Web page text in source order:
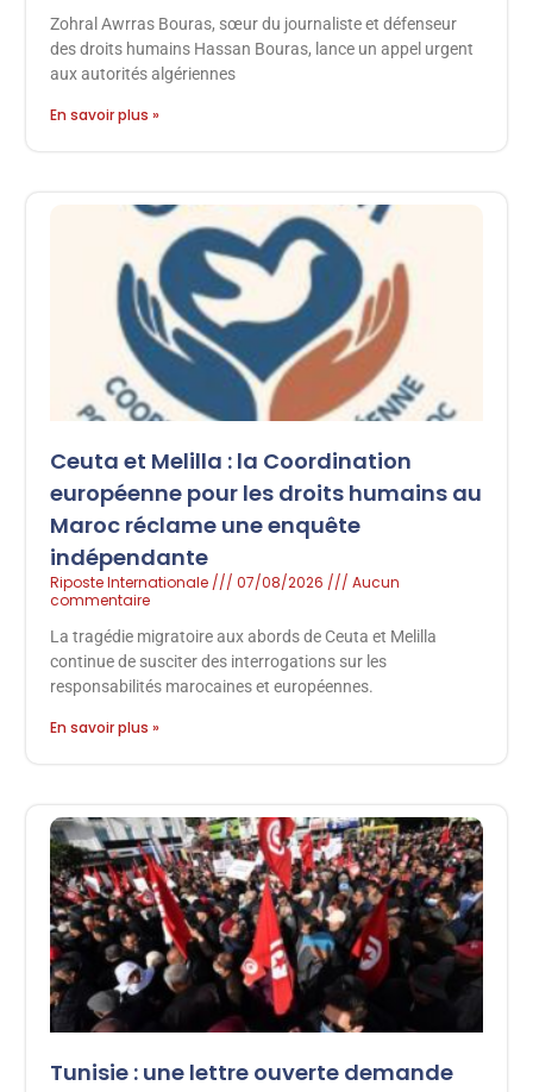
Zohral Awrras Bouras, sœur du journaliste et défenseur
des droits humains Hassan Bouras, lance un appel urgent
aux autorités algériennes
En savoir plus »
Ceuta et Melilla : la Coordination
européenne pour les droits humains au
Maroc réclame une enquête
indépendante
Riposte Internationale 07/08/2026
Aucun
commentaire
La tragédie migratoire aux abords de Ceuta et Melilla
continue de susciter des interrogations sur les
responsabilités marocaines et européennes.
En savoir plus »
Tunisie : une lettre ouverte demande